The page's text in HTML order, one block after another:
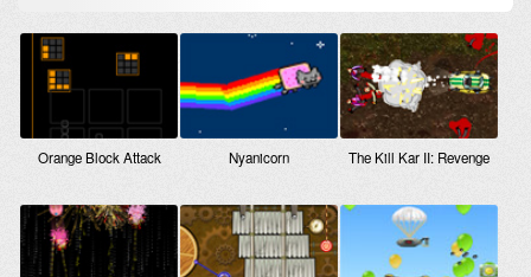
Orange Block Attack Nyanicorn The Kill Kar II: Revenge